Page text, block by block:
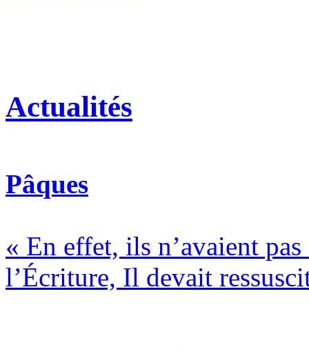
Actualités
Pâques
« En effet, ils n’avaient
l’Écriture, Il devait